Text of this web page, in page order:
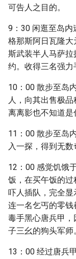
可告人之目的。
9：30 闲逛至岛
格那斯阿日瓦隆
斯武装半人马萨
约。收得三名强力
10：00 散步至岛
人，向其出售极
离离影也不知道是
11：00 散步至岛
入一探，得到无数
12：00 感觉饥饿
饭，在买午饭的过
吓人插队，完全
连一名乞丐的零
毒手黑心唐兵甲
子三幺的狗头军师
13：00 经过唐兵